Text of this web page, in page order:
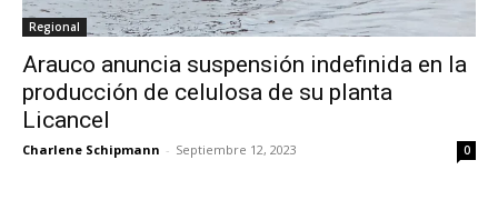
Regional
Arauco anuncia suspensión indefinida en la
producción de celulosa de su planta
Licancel
Charlene Schipmann - Septiembre 12, 2023 0